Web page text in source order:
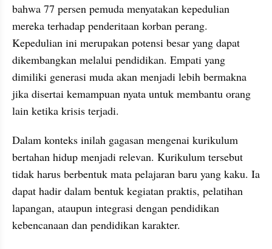
bahwa 77 persen pemuda menyatakan kepedulian
mereka terhadap penderitaan korban perang.
Kepedulian ini merupakan potensi besar yang dapat
dikembangkan melalui pendidikan. Empati yang
dimiliki generasi muda akan menjadi lebih bermakna
jika disertai kemampuan nyata untuk membantu orang
lain ketika krisis terjadi.
Dalam konteks inilah gagasan mengenai kurikulum
bertahan hidup menjadi relevan. Kurikulum tersebut
tidak harus berbentuk mata pelajaran baru yang kaku. Ia
dapat hadir dalam bentuk kegiatan praktis, pelatihan
lapangan, ataupun integrasi dengan pendidikan
kebencanaan dan pendidikan karakter.